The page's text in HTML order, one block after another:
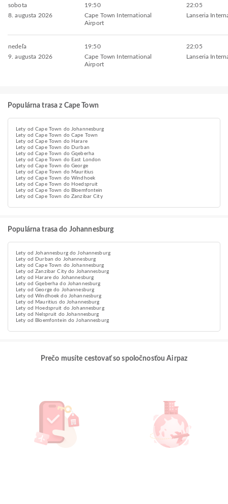
sobota
8. augusta 2026
19:50
Cape Town International
Airport
22:05
Lanseria
nedeľa
9. augusta 2026
19:50
Cape Town International
Airport
22:05
Lanseria
Populárna trasa z Cape Town
Lety od Cape Town do Johannesburg
Lety od Cape Town do Cape Town
Lety od Cape Town do Harare
Lety od Cape Town do Durban
Lety od Cape Town do Gqeberha
Lety od Cape Town do East London
Lety od Cape Town do George
Lety od Cape Town do Mauritius
Lety od Cape Town do Windhoek
Lety od Cape Town do Hoedspruit
Lety od Cape Town do Bloemfontein
Lety od Cape Town do Zanzibar City
Populárna trasa do Johannesburg
Lety od Johannesburg do Johannesburg
Lety od Durban do Johannesburg
Lety od Cape Town do Johannesburg
Lety od Zanzibar City do Johannesburg
Lety od Harare do Johannesburg
Lety od Gqeberha do Johannesburg
Lety od George do Johannesburg
Lety od Windhoek do Johannesburg
Lety od Mauritius do Johannesburg
Lety od Hoedspruit do Johannesburg
Lety od Nelspruit do Johannesburg
Lety od Bloemfontein do Johannesburg
Prečo musíte cestovať so spoločnosťou Airpaz